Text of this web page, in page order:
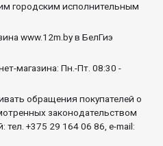
городским исполнительным
www.12m.by в БелГиэ
магазина: Пн.-Пт. 08:30 -
обращения покупателей о
законодательством
тел. +375 29 164 06 86, e-mail: